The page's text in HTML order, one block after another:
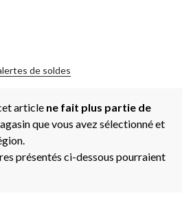
de soldes
article ne fait plus partie de
que vous avez sélectionné et
présentés ci-dessous pourraient